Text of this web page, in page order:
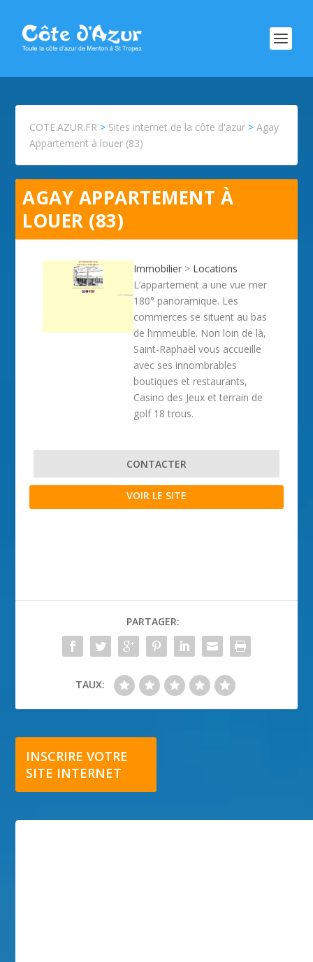
COTE.AZUR.FR > Sites internet de la côte d'azur >Agay
Appartement à louer (83)
AGAY APPARTEMENT À
LOUER (83)
Immobilier > Locations
L’appartement a une vue mer
180° panoramique. Les
commerces se situent au bas
de l’immeuble. Non loin de là,
Saint-Raphaël vous accueille
avec ses innombrables
boutiques et restaurants,
Casino des Jeux et terrain de
golf 18 trous.
CONTACTER
VOIR LE SITE
PARTAGER:
TAUX:
INSCRIRE VOTRE
SITE INTERNET